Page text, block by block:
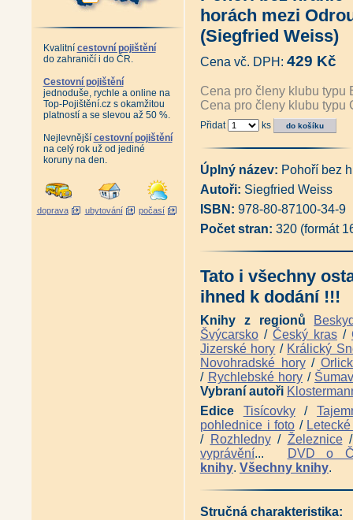
Kvalitní cestovní pojištění
do zahraničí i do ČR.
Cestovní pojištění
jednoduše, rychle a online na
Top-Pojištění.cz s okamžitou
platností a se slevou až 50 %.
Nejlevnější cestovní pojištění
na celý rok už od jediné
koruny na den.
doprava ubytování počasí
Čarodějnické procesy na
Antikvariát - Čarodějnické
Zeměpisné názvy v pohraničí
Krása Jeseníků (Ivo Netopil)
Cesty Vlachů - Mysterium
Naleziště epidotu v okolí
Tajemné stezky - Cestou
Vlastivědné zajímavosti z
Jedůvky - Z mého
Prameny živé vody - Vincenz
Prameny živé vody - Vincenz
Králický Sněžník a okolí na
Horské chaty v Jeseníkách
Podesní na Šumpersku na
Vzpomínky zůstaly - Osudy
Zapomenutí svědkové -
Přežili svou dobu - Osudy lidí
1989 (Vít Lucuk)|
Reemigranti - Minulost
Historické toulky
Historické toulky
Historické toulky
Antikvariát - Šumpersko,
Hrubý Jeseník panoramatický
Nízký Jeseník panoramatický
Pohoří bez hranic - Putování
Krajinou severovýchodních
Cesta na Praděd - Cestopis z
Pradědovy pověsti (Josef
Lovy v Jeseníkách a na
Antikvariát - Vodní mlýny na
horách mezi
(Siegfried Weiss)
Cena vč. DPH: 429 Kč
Cena pro členy klubu typu
Cena pro členy klubu typu
Přidat ks
Úplný název: Pohoří bez
Autoři: Siegfried Weiss
ISBN: 978-80-87100-34-9
Počet stran: 320 (formát
Tato i všechny
ihned k dodání !!!
Knihy z regionů
Švýcarsko / Český kras /
Jizerské hory / Králický
Novohradské hory/
/ Rychlebské hory /
Vybraní autoři
Edice Tisícovky/
pohlednice i foto /
/ Rozhledny/ Železnice
vyprávění...
DVD o
knihy. Všechny knihy.
Stručná charakteristika: